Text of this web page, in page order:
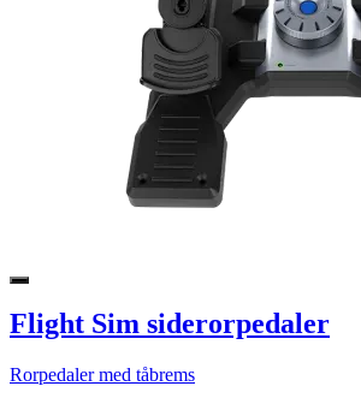
Flight Sim siderorpedaler
Rorpedaler med tåbrems